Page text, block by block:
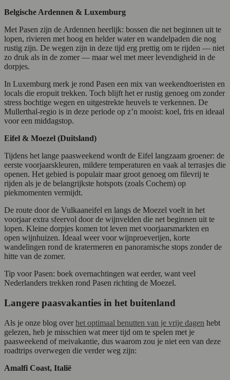
Belgische Ardennen & Luxemburg
Met Pasen zijn de Ardennen heerlijk: bossen die net beginnen uit te
lopen, rivieren met hoog en helder water en wandelpaden die nog
rustig zijn. De wegen zijn in deze tijd erg prettig om te rijden — niet
zo druk als in de zomer — maar wel met meer levendigheid in de
dorpjes.
In Luxemburg merk je rond Pasen een mix van weekendtoeristen en
locals die eropuit trekken. Toch blijft het er rustig genoeg om zonder
stress bochtige wegen en uitgestrekte heuvels te verkennen. De
Mullerthal-regio is in deze periode op z’n mooist: koel, fris en ideaal
voor een middagstop.
Eifel & Moezel (Duitsland)
Tijdens het lange paasweekend wordt de Eifel langzaam groener: de
eerste voorjaarskleuren, mildere temperaturen en vaak al terrasjes die
openen. Het gebied is populair maar groot genoeg om filevrij te
rijden als je de belangrijkste hotspots (zoals Cochem) op
piekmomenten vermijdt.
De route door de Vulkaaneifel en langs de Moezel voelt in het
voorjaar extra sfeervol door de wijnvelden die net beginnen uit te
lopen. Kleine dorpjes komen tot leven met voorjaarsmarkten en
open wijnhuizen. Ideaal weer voor wijnproeverijen, korte
wandelingen rond de kratermeren en panoramische stops zonder de
hitte van de zomer.
Tip voor Pasen: boek overnachtingen wat eerder, want veel
Nederlanders trekken rond Pasen richting de Moezel.
Langere paasvakanties in het buitenland
Als je onze blog over het optimaal benutten van je vrije dagen hebt
gelezen, heb je misschien wat meer tijd om te spelen met je
paasweekend of meivakantie, dus waarom zou je niet een van deze
roadtrips overwegen die verder weg zijn:
Amalfi Coast, Italië